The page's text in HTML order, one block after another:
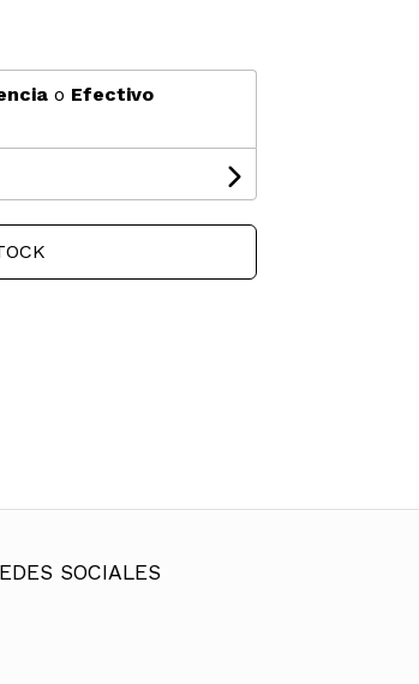
o Efectivo
SOCIALES